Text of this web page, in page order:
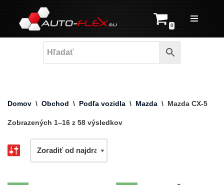
Prejsť
na
0
Domov \ Obchod \ Podľa vozidla \ Mazda \ Mazda CX-5
Zobrazených 1–16 z 58 výsledkov